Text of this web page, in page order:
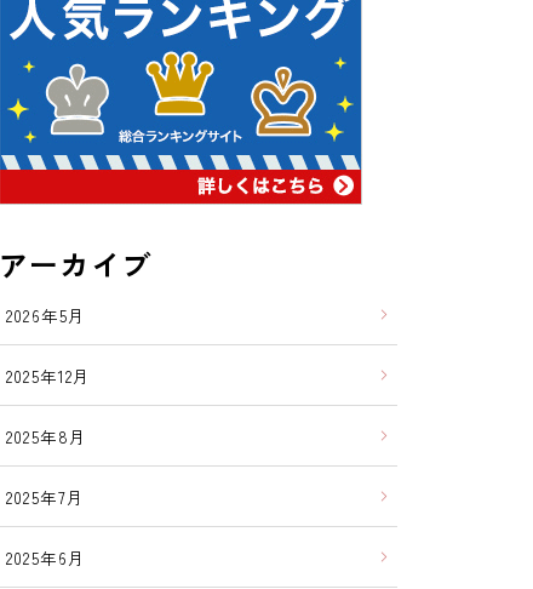
アーカイブ
2026年5月
2025年12月
2025年8月
2025年7月
2025年6月